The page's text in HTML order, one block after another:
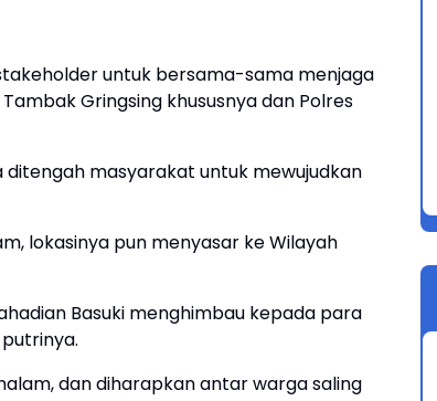
untuk bersama-sama menjaga
Gringsing khususnya dan Polres
ditengah masyarakat untuk mewujudkan
lokasinya pun menyasar ke Wilayah
Basuki menghimbau kepada para
dan diharapkan antar warga saling